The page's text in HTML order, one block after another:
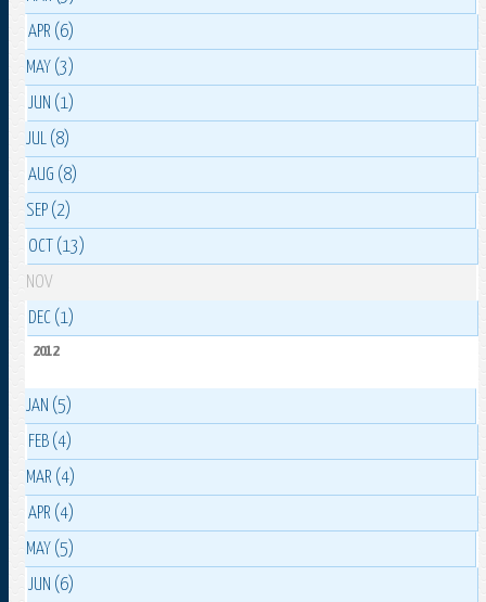
APR (6)
MAY (3)
JUN (1)
JUL (8)
AUG (8)
SEP (2)
OCT (13)
NOV
DEC (1)
2012
JAN (5)
FEB (4)
MAR (4)
APR (4)
MAY (5)
JUN (6)